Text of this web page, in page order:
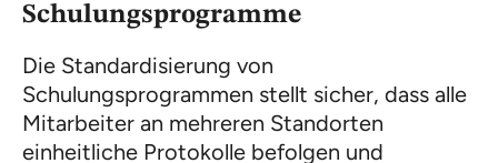
Schulungsprogramme
Die Standardisierung von
Schulungsprogrammen stellt sicher, dass alle
Mitarbeiter an mehreren Standorten
einheitliche Protokolle befolgen und